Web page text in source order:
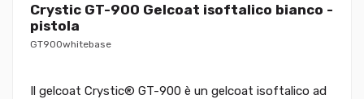
Crystic GT-900 Gelcoat isoftalico bianco -
pistola
GT900whitebase
Il gelcoat Crystic® GT-900 è un gelcoat isoftalico ad